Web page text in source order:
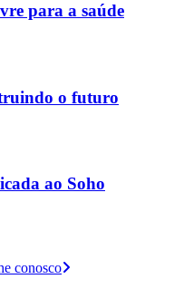
para a saúde
o futuro
ao Soho
conosco